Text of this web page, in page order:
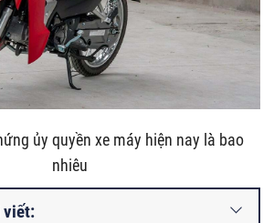
ủy quyền xe máy hiện nay là bao
nhiêu
viết: